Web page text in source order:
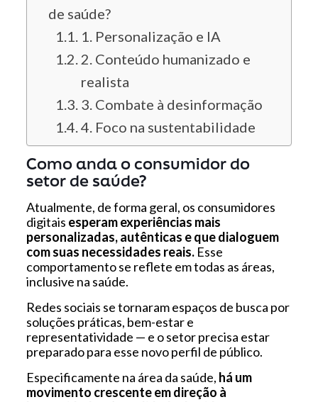
de saúde?
1. Personalização e IA
2. Conteúdo humanizado e
realista
3. Combate à desinformação
4. Foco na sustentabilidade
Como anda o consumidor do
setor de saúde?
Atualmente, de forma geral, os consumidores
digitais esperam experiências mais
personalizadas, autênticas e que dialoguem
com suas necessidades reais.Esse
comportamento se reflete em todas as áreas,
inclusive na saúde.
Redes sociais se tornaram espaços de busca por
soluções práticas, bem-estar e
representatividade — e o setor precisa estar
preparado para esse novo perfil de público.
Especificamente na área da saúde, há um
movimento crescente em direção à